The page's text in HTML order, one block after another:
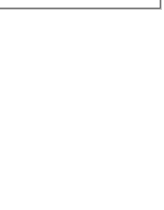
Genuss,
jedes Detail
Ihren Abend